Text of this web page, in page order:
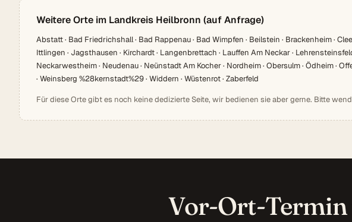
Weitere Orte im Landkreis Heilbronn (auf Anfrage)
Abstatt · Bad Friedrichshall · Bad Rappenau · Bad Wimpfen · Beilstein · Brackenheim ·
Ittlingen · Jagsthausen · Kirchardt · Langenbrettach · Lauffen Am Neckar ·
Neckarwestheim · Neudenau · Neünstadt Am Kocher · Nordheim · Obersulm · Ödheim ·
· Weinsberg %28kernstadt%29 · Widdern · Wüstenrot · Zaberfeld
Für diese Orte gibt es noch keine dedizierte Seite, wir bedienen sie aber gerne. Bitte
Vor-Ort-